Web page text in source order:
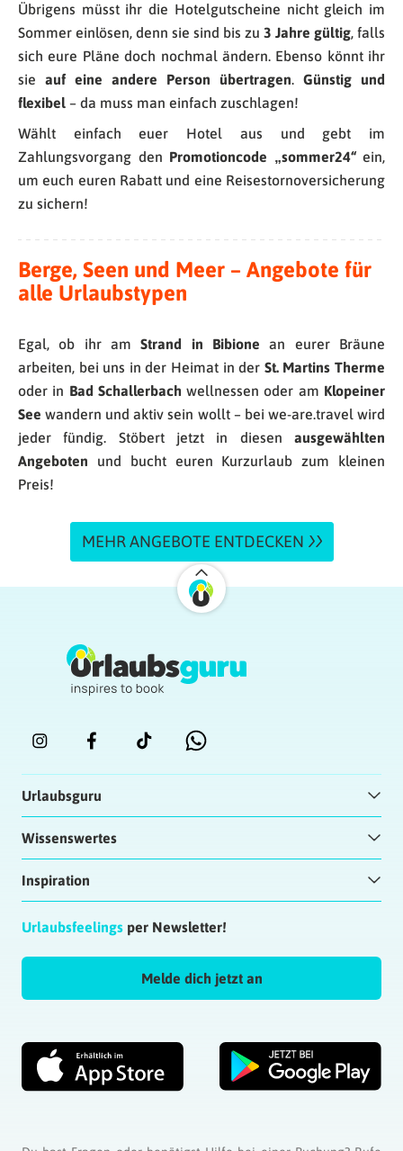
Übrigens müsst ihr die Hotelgutscheine nicht gleich im
Sommer einlösen, denn sie sind bis zu 3 Jahre gültig, falls
sich eure Pläne doch nochmal ändern. Ebenso könnt ihr
sie auf eine andere Person übertragen. Günstig und
flexibel – da muss man einfach zuschlagen!
Wählt einfach euer Hotel aus und gebt im
Zahlungsvorgang den Promotioncode „sommer24“ein,
um euch euren Rabatt und eine Reisestornoversicherung
zu sichern!
Berge, Seen und Meer – Angebote für
alle Urlaubstypen
Egal, ob ihr amStrand in Bibione an eurer Bräune
arbeiten, bei uns in der Heimat in der St. Martins Therme
oder in Bad Schallerbach wellnessen oder am Klopeiner
See wandern und aktiv sein wollt – bei we-are.travel wird
jeder fündig. Stöbert jetzt in diesen ausgewählten
Angeboten und bucht euren Kurzurlaub zum kleinen
Preis!
MEHR ANGEBOTE ENTDECKEN
Urlaubsguru
Wissenswertes
Inspiration
Urlaubsfeelings per Newsletter!
Melde dich jetzt an